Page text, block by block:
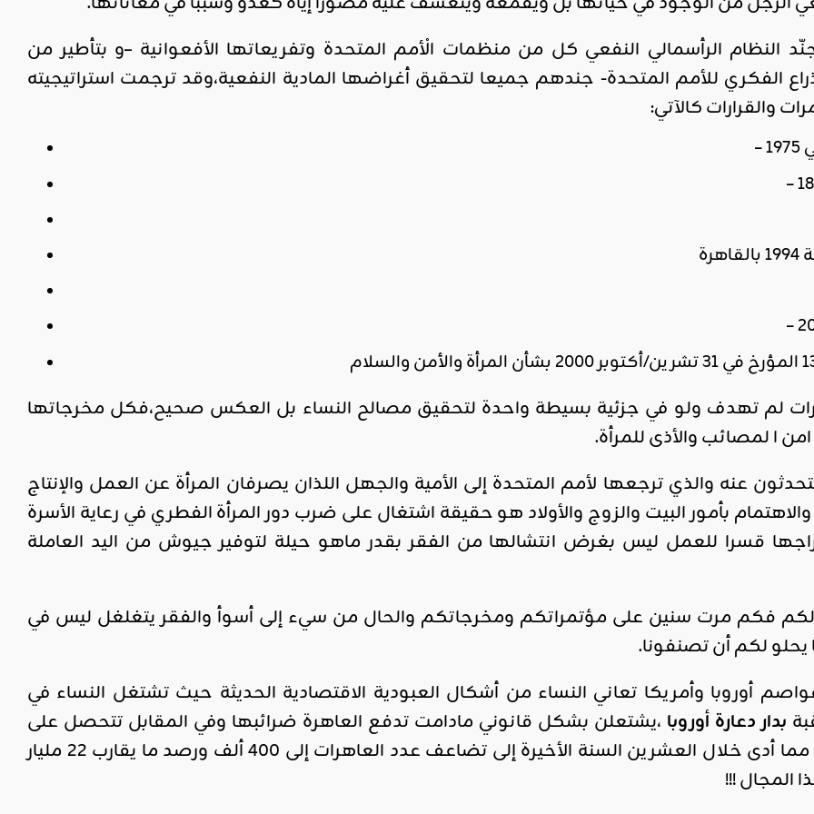
النظام الرأسمالي النفعي كل من منظمات الْأمم المتحدة وتفريعاتها الأفعوانية –و بتأطير من
الفكري للأمم المتحدة- جندهم جميعا لتحقيق أغراضها المادية النفعية،وقد ترجمت استراتيجيته
والقرارات كالآتي:
لم تهدف ولو في جزئية بسيطة واحدة لتحقيق مصالح النساء بل العكس صحيح،فكل مخرجاتها
ا لمصائب والأذى للمرأة.
عنه والذي ترجعها لأمم المتحدة إلى الأمية والجهل اللذان يصرفان المرأة عن العمل والإنتاج
بأمور البيت والزوج والأولاد هو حقيقة اشتغال على ضرب دور المرأة الفطري في رعاية الأسرة
قسرا للعمل ليس بغرض انتشالها من الفقر بقدر ماهو حيلة لتوفير جيوش من اليد العاملة
لكم فكم مرت سنين على مؤتمراتكم ومخرجاتكم والحال من سيء إلى أسوأ والفقر يتغلغل ليس في
يحلو لكم أن تصنفونا.
أوروبا وأمريكا تعاني النساء من أشكال العبودية الاقتصادية الحديثة حيث تشتغل النساء في
بدار دعارة أوروبا ،يشتعلن بشكل قانوني مادامت تدفع العاهرة ضرائبها وفي المقابل تتحصل على
تقاعد وتأمين صحي مما أدى خلال العشرين السنة الأخيرة إلى تضاعف عدد العاهرات إلى 400 ألف ورصد ما يقارب 22 مليار
المجال !!!
اقليمي ودولي
صدور
العدد 601
من جريدة
التحرير
Read More